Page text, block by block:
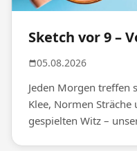
Sketch vor 9 –
05.08.2026
Jeden Morgen treffen
Klee, Normen
gespielten Witz –